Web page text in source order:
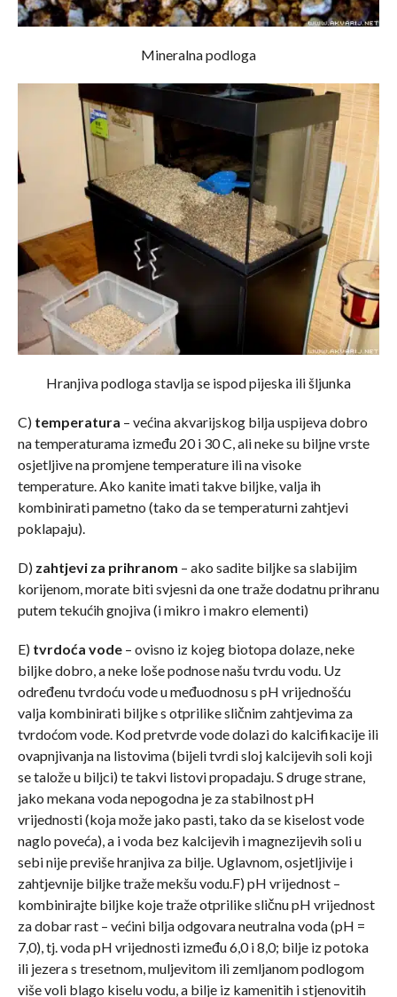
Mineralna podloga
Hranjiva podloga stavlja se ispod pijeska ili šljunka
C) temperatura – većina akvarijskog bilja uspijeva dobro
na temperaturama između 20 i 30 C, ali neke su biljne vrste
osjetljive na promjene temperature ili na visoke
temperature. Ako kanite imati takve biljke, valja ih
kombinirati pametno (tako da se temperaturni zahtjevi
poklapaju).
D)zahtjevi za prihranom – ako sadite biljke sa slabijim
korijenom, morate biti svjesni da one traže dodatnu prihranu
putem tekućih gnojiva (i mikro i makro elementi)
E) tvrdoća vode– ovisno iz kojeg biotopa dolaze, neke
biljke dobro, a neke loše podnose našu tvrdu vodu. Uz
određenu tvrdoću vode u međuodnosu s pH vrijednošću
valja kombinirati biljke s otprilike sličnim zahtjevima za
tvrdoćom vode. Kod pretvrde vode dolazi do kalcifikacije ili
ovapnjivanja na listovima (bijeli tvrdi sloj kalcijevih soli koji
se talože u biljci) te takvi listovi propadaju. S druge strane,
jako mekana voda nepogodna je za stabilnost pH
vrijednosti (koja može jako pasti, tako da se kiselost vode
naglo poveća), a i voda bez kalcijevih i magnezijevih soli u
sebi nije previše hranjiva za bilje. Uglavnom, osjetljivije i
zahtjevnije biljke traže mekšu vodu.F) pH vrijednost –
kombinirajte biljke koje traže otprilike sličnu pH vrijednost
za dobar rast – većini bilja odgovara neutralna voda (pH =
7,0), tj. voda pH vrijednosti između 6,0 i 8,0; bilje iz potoka
ili jezera s tresetnom, muljevitom ili zemljanom podlogom
više voli blago kiselu vodu, a bilje iz kamenitih i stjenovitih